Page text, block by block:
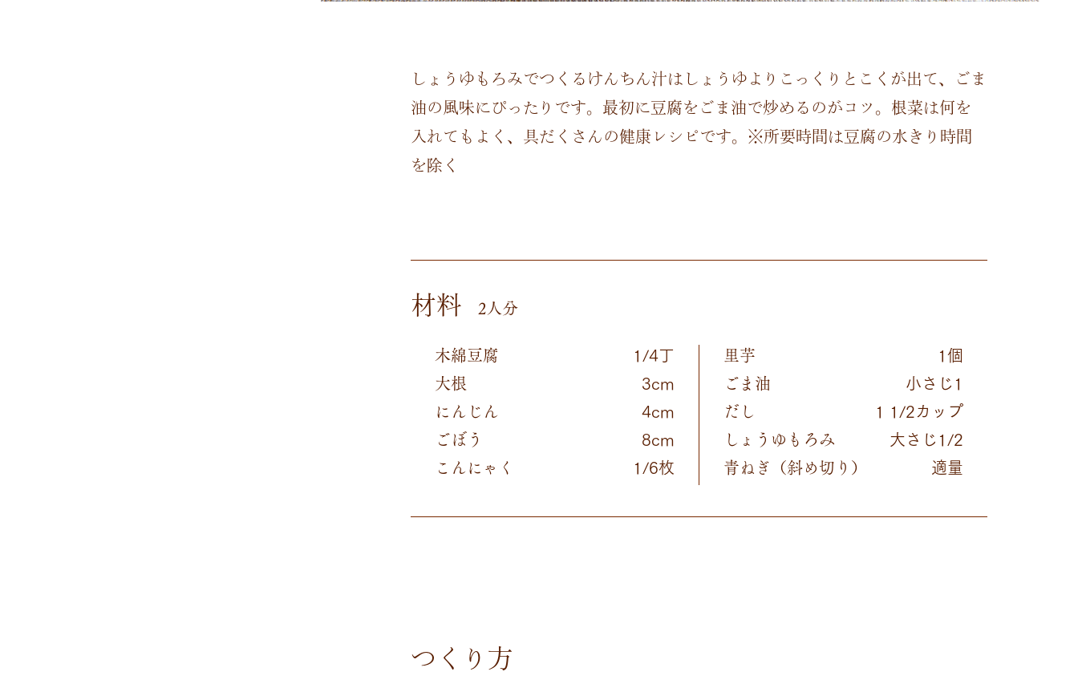
しょうゆもろみでつくるけんちん汁はしょうゆよりこっくりとこくが出て、ごま
油の風味にぴったりです。最初に豆腐をごま油で炒めるのがコツ。根菜は何を
入れてもよく、具だくさんの健康レシピです。※所要時間は豆腐の水きり時間
を除く
材料
2人分
木綿豆腐
1/4丁
大根 3cm
にんじん 4cm
ごぼう 8cm
こんにゃく 1/6枚
里芋 1個
ごま油 小さじ1
だし 1 1/2カップ
しょうゆもろみ 大さじ1/2
青ねぎ（斜め切り） 適量
つくり方